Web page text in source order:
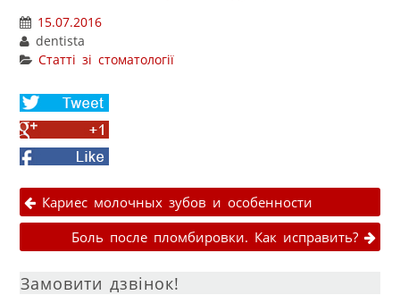
15.07.2016
dentista
Статті зі стоматології
Share
on
Twitter
Share
on
Google+
Facebook
Навігація публікаціями
Кариес молочных зубов и особенности
Боль после пломбировки. Как исправить?
Замовити дзвінок!